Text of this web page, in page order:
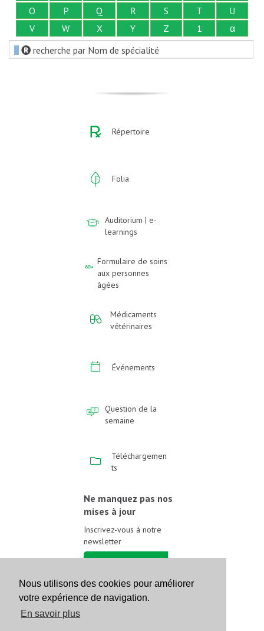
Nous utilisons des cookies pour améliorer
votre expérience de navigation.
En savoir plus
O
P Q R S T
U
V
W X Y Z 1
α
recherche par Nom de spécialité
Répertoire
Folia
Auditorium | e-
learnings
Formulaire de soins
aux personnes
âgées
Médicaments
vétérinaires
Événements
Question de la
semaine
Téléchargemen
ts
Ne manquez pas nos
mises à jour
Inscrivez-vous à notre
newsletter
Suivez-nous sur les